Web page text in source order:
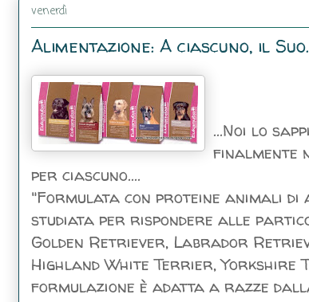
venerdì
Alimentazione: A ciascuno, il
...Noi lo
finalmente
per ciascuno....
"Formulata con proteine animali
studiata per rispondere alle
Golden Retriever, Labrador
Highland White Terrier, Yorkshire
formulazione è adatta a razze